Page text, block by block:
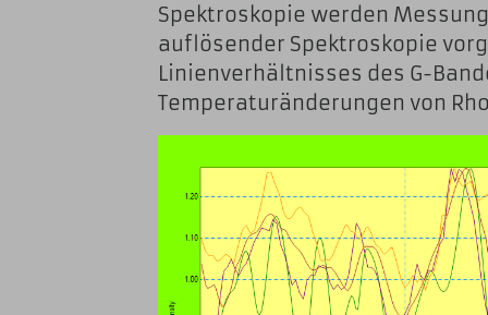
Spektroskopie werden
auflösender Spektroskopie
Linienverhältnisses des G-
Temperaturänderungen von